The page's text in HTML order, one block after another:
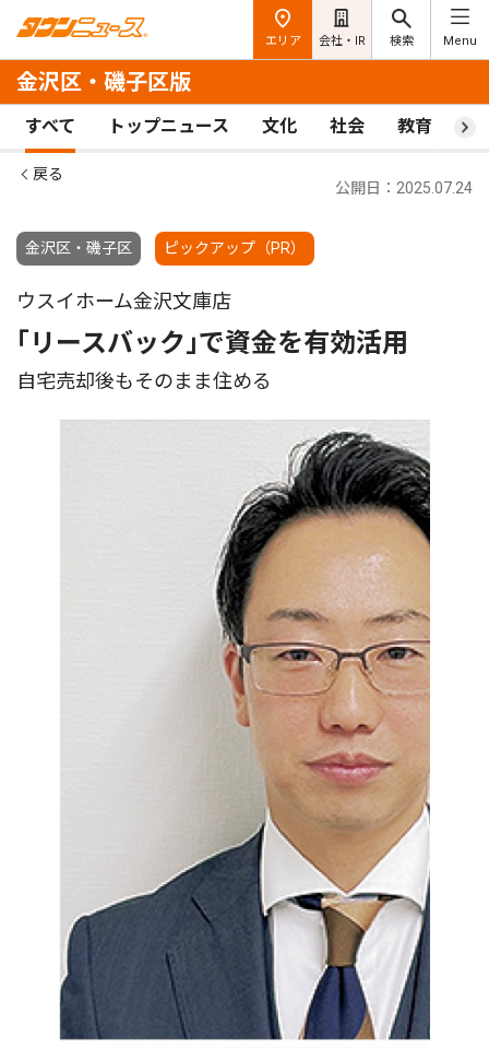
エリア 会社・IR 検索 Menu
金沢区・磯子区版
すべて トップニュース 文化 社会 教育 ス
戻る
金沢区・磯子区 ピックアップ（PR）
公開日：2025.07.24
ウスイホーム金沢文庫店
｢リースバック｣で資金を有効活用
自宅売却後もそのまま住める